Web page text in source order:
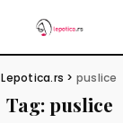
Lepotica.rs > puslice
Tag:puslice